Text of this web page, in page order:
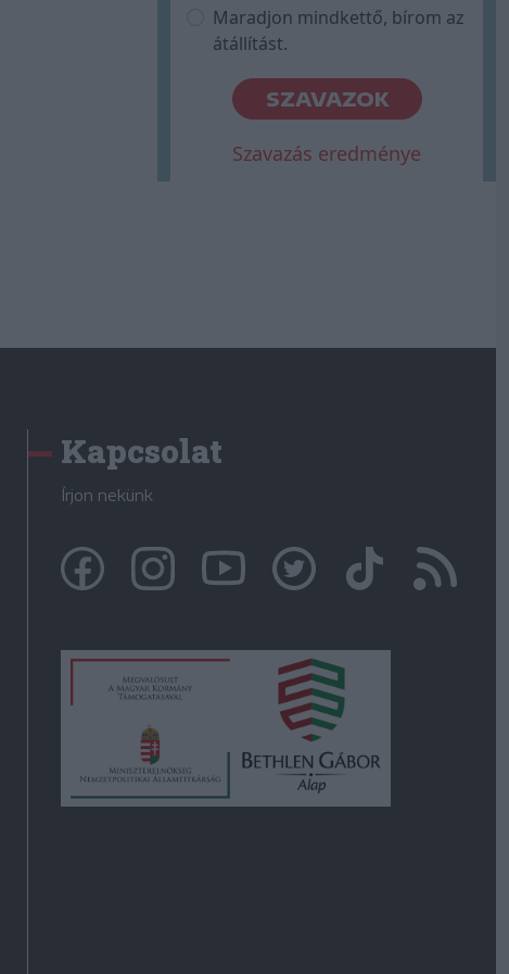
Maradjon mindkettő, bírom az
átállítást.
SZAVAZOK
Szavazás eredménye
Kapcsolat
Írjon nekünk